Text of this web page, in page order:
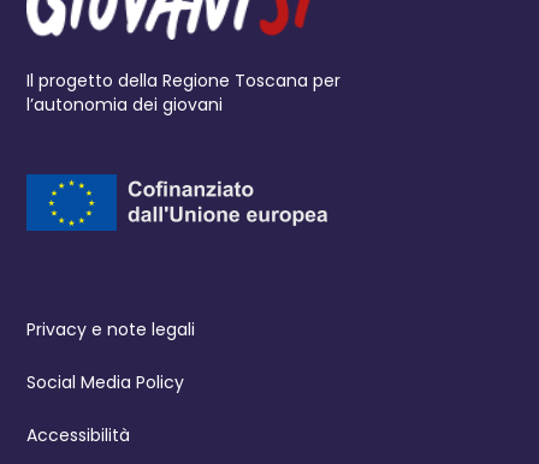
Il progetto della Regione Toscana per
l’autonomia dei giovani
Privacy e note legali
Social Media Policy
Accessibilità